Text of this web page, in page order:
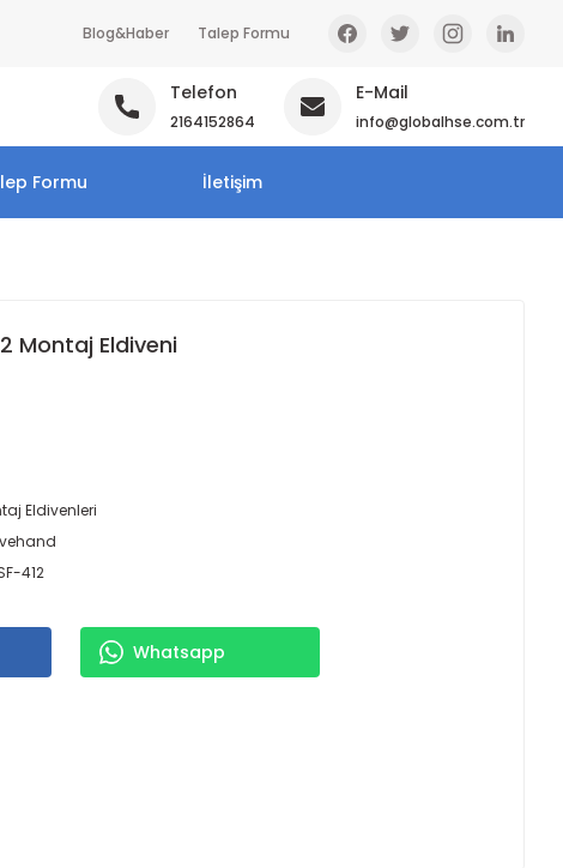
Blog&Haber Talep Formu
Telefon
2164152864
E-Mail
info@globalhse.com.tr
Formu İletişim
Montaj Eldiveni
Eldivenleri
412
Whatsapp